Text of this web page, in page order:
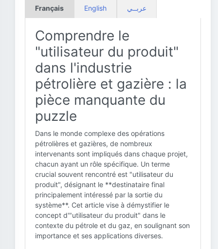
Français English عربــي
Comprendre le
"utilisateur du produit"
dans l'industrie
pétrolière et gazière : la
pièce manquante du
puzzle
Dans le monde complexe des opérations
pétrolières et gazières, de nombreux
intervenants sont impliqués dans chaque projet,
chacun ayant un rôle spécifique. Un terme
crucial souvent rencontré est "utilisateur du
produit", désignant le **destinataire final
principalement intéressé par la sortie du
système**. Cet article vise à démystifier le
concept d'"utilisateur du produit" dans le
contexte du pétrole et du gaz, en soulignant son
importance et ses applications diverses.